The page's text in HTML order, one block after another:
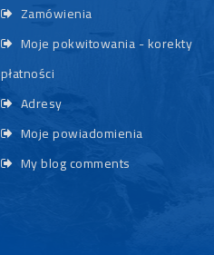
Zamówienia
Moje pokwitowania - korekty
płatności
Adresy
Moje powiadomienia
My blog comments